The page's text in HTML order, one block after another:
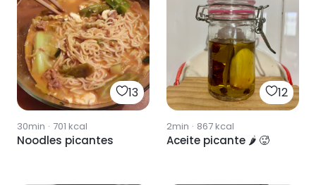
13
30min · 701 kcal
Noodles picantes
12
2min · 867kcal
Aceite picante 🌶 🥵